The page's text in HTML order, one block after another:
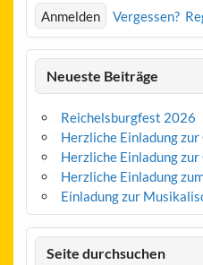
Vergessen?
Neueste Beiträge
Reichelsburgfest 2026
Herzliche Einladung
Herzliche Einladung
Herzliche Einladung
Einladung zur
Seite durchsuchen